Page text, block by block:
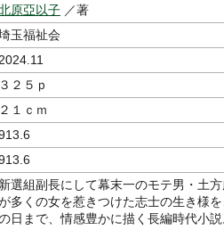
原亞以子 ／著
玉福祉会
2024.11
３２５ｐ
２１ｃｍ
新選組副長にして幕末一のモテ男・土
多くの女を惹きつけた志士の生き様
日まで、情感豊かに描く長編時代小